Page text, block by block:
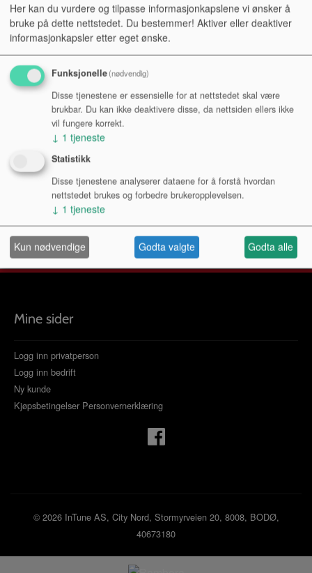
EFFEKT, GITAR, JIM DUNLOP GCB-95 CRYBABY
WAH PEDAL
Lagerstatus:
Kjøp
Mine sider
Logg inn privatperson
Logg inn bedrift
Ny kunde
Kjøpsbetingelser Personvernerklæring
© 2026 InTune AS, City Nord, Stormyrveien 20, 8008, BODØ,
40673180
Her kan du vurdere og tilpasse informasjonkapslene vi ønsker å
bruke på dette nettstedet. Du bestemmer! Aktiver eller deaktiver
informasjonkapsler etter eget ønske.
Funksjonelle(nødvendig)
Disse tjenestene er essensielle for at nettstedet skal være
brukbar. Du kan ikke deaktivere disse, da nettsiden ellers ikke
vil fungere korrekt.
↓ 1 tjeneste
Statistikk
Disse tjenestene analyserer dataene for å forstå hvordan
nettstedet brukes og forbedre brukeropplevelsen.
↓ 1 tjeneste
Kun nødvendige Godta valgte Godta alle